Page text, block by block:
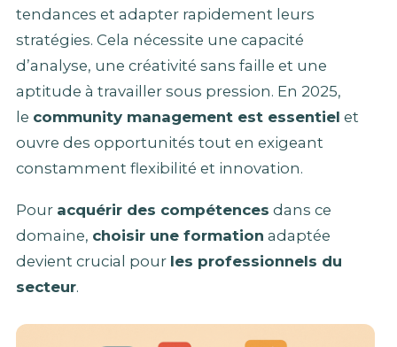
tendances et adapter rapidement leurs
stratégies. Cela nécessite une capacité
d’analyse, une créativité sans faille et une
aptitude à travailler sous pression. En 2025,
le community management est essentiel et
ouvre des opportunités tout en exigeant
constamment flexibilité et innovation.
Pour acquérir des compétences dans ce
domaine, choisir une formation adaptée
devient crucial pour les professionnels du
secteur.